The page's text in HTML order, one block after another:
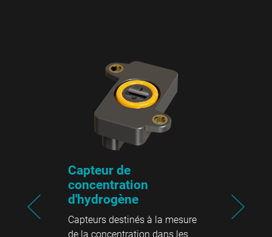
Capteur de
concentration
d'hydrogène
Capteurs destinés à la mesure
de la concentration dans les